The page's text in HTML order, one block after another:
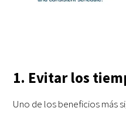
1. Evitar los
Uno de los beneficios más